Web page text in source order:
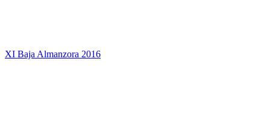
XI Baja Almanzora 2016